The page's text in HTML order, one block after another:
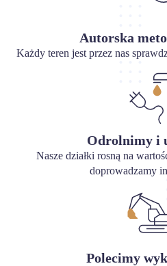
Autorska
Każdy teren jest przez nas
Odrolnimy i
Nasze działki rosną na
doprowadzamy
Polecimy